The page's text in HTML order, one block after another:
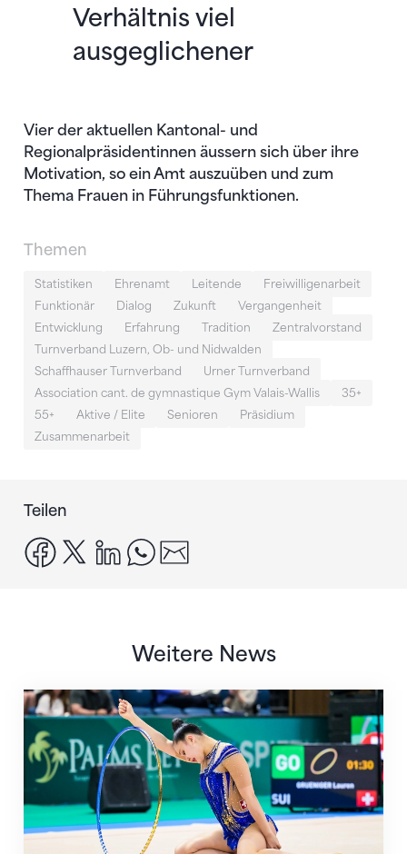
Verhältnis viel
ausgeglichener
Vier der aktuellen Kantonal- und
Regionalpräsidentinnen äussern sich über ihre
Motivation, so ein Amt auszuüben und zum
Thema Frauen in Führungsfunktionen.
Themen
Statistiken Ehrenamt Leitende
Freiwilligenarbeit
Funktionär
Dialog Zukunft
Vergangenheit
Entwicklung
Erfahrung Tradition
Zentralvorstand
Turnverband Luzern, Ob- und Nidwalden
Schaffhauser Turnverband
Urner Turnverband
Association cant. de gymnastique Gym Valais-Wallis
35+
55+
Aktive / Elite Senioren
Präsidium
Zusammenarbeit
Teilen
facebook
x linkedinwhatsapp
Weitere News
Nächster Halt: Weltmeisterschaft